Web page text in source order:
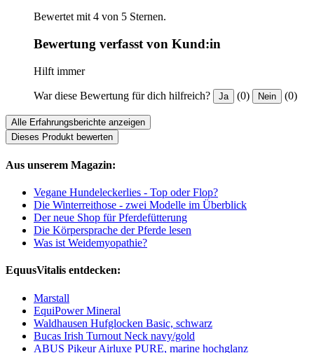
Bewertet mit 4 von 5 Sternen.
Bewertung verfasst von Kund:in
Hilft immer
War diese Bewertung für dich hilfreich? Ja (0) Nein (0)
Alle Erfahrungsberichte anzeigen
Dieses Produkt bewerten
Aus unserem Magazin:
Vegane Hundeleckerlies - Top oder Flop?
Die Winterreithose - zwei Modelle im Überblick
Der neue Shop für Pferdefütterung
Die Körpersprache der Pferde lesen
Was ist Weidemyopathie?
EquusVitalis entdecken:
Marstall
EquiPower Mineral
Waldhausen Hufglocken Basic, schwarz
Bucas Irish Turnout Neck navy/gold
ABUS Pikeur Airluxe PURE, marine hochglanz